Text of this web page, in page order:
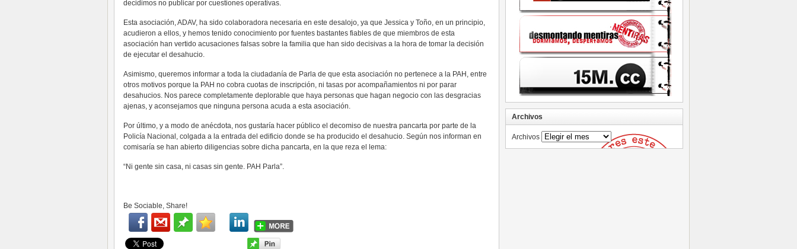
decidimos no publicar por cuestiones operativas.
Esta asociación, ADAV, ha sido colaboradora necesaria en este desalojo, ya que Jessica y Toño, en un principio,
acudieron a ellos, y hemos tenido conocimiento por fuentes bastantes fiables de que miembros de esta
asociación han vertido acusaciones falsas sobre la familia que han sido decisivas a la hora de tomar la decisión
de ejecutar el desahucio.
Asimismo, queremos informar a toda la ciudadanía de Parla de que esta asociación no pertenece a la PAH, entre
otros motivos porque la PAH no cobra cuotas de inscripción, ni tasas por acompañamientos ni por parar
desahucios. Nos parece completamente deplorable que haya personas que hagan negocio con las desgracias
ajenas, y aconsejamos que ninguna persona acuda a esta asociación.
Por último, y a modo de anécdota, nos gustaría hacer público el decomiso de nuestra pancarta por parte de la
Policía Nacional, colgada a la entrada del edificio donde se ha producido el desahucio. Según nos informan en
comisaría se han abierto diligencias sobre dicha pancarta, en la que reza el lema:
“Ni gente sin casa, ni casas sin gente. PAH Parla”.
Be Sociable, Share!
Archivos
Archivos